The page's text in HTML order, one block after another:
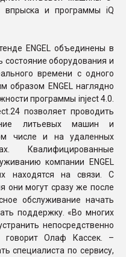
впрыска и программы iQ
ENGEL объединены в
состояние оборудования и
времени с одного
образом ENGEL наглядно
программы inject 4.0.
позволяет проводить
литьевых машин и
числе и на удаленных
Квалифицированные
компании ENGEL
находятся на связи. С
они могут сразу же после
обслуживание начать
поддержку. «Во многих
непосредственно
говорит Олаф Кассек. –
специалиста по сервису,